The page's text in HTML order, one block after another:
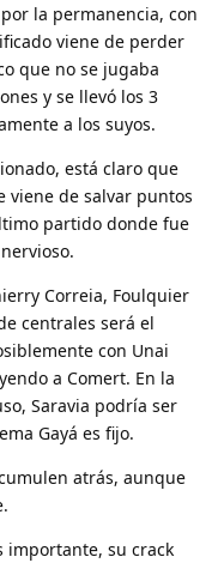
la permanencia, con
viene de perder
que no se jugaba
y se llevó los 3
a los suyos.
está claro que
viene de salvar puntos
partido donde fue
Correia, Foulquier
centrales será el
con Unai
a Comert. En la
Saravia podría ser
Gayá es fijo.
atrás, aunque
importante, su crack